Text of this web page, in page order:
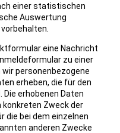
einer statistischen
Auswertung
eine Nachricht
zu einer
personenbezogene
erheben, die für den
erhobenen Daten
konkreten Zweck der
die bei dem einzelnen
anderen Zwecke